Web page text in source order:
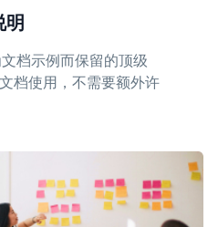
明
档示例而保留的顶级
档使用，不需要额外许